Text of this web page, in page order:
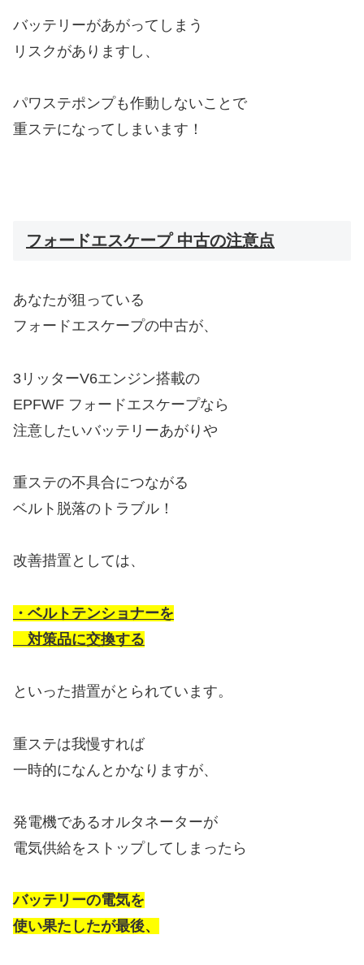
バッテリーがあがってしまう
リスクがありますし、
パワステポンプも作動しないことで
重ステになってしまいます！
フォードエスケープ 中古の注意点
あなたが狙っている
フォードエスケープの中古が、
3リッターV6エンジン搭載の
EPFWF フォードエスケープなら
注意したいバッテリーあがりや
重ステの不具合につながる
ベルト脱落のトラブル！
改善措置としては、
・ベルトテンショナーを
対策品に交換する
といった措置がとられています。
重ステは我慢すれば
一時的になんとかなりますが、
発電機であるオルタネーターが
電気供給をストップしてしまったら
バッテリーの電気を
使い果たしたが最後、